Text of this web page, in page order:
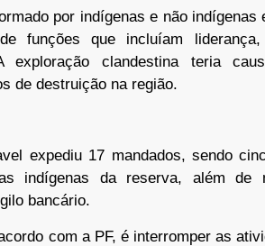
por indígenas e não indígenas
funções que incluíam
exploração clandestina teria
de destruição na região.
expediu 17 mandados, sendo
indígenas da reserva, além de
bancário.
com a PF, é interromper as